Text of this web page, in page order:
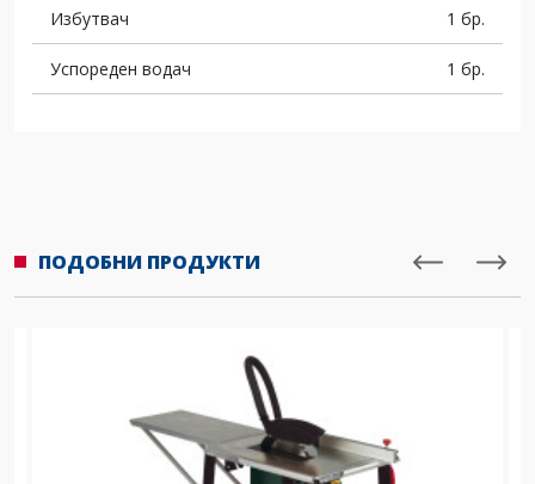
Избутвач 1 бр.
Успореден водач 1 бр.
ПОДОБНИ ПРОДУКТИ